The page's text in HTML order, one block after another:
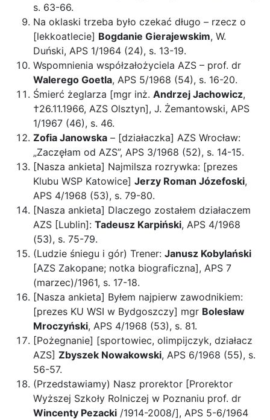
s. 63-66.
Na oklaski trzeba było czekać długo – rzecz o
[lekkoatlecie] Bogdanie Gierajewskim, W.
Duński, APS 1/1964 (24), s. 13-19.
Wspomnienia współzałożyciela AZS – prof. dr
Walerego Goetla, APS 5/1968 (54), s. 16-20.
Śmierć żeglarza [mgr inż. Andrzej Jachowicz,
†26.11.1966, AZS Olsztyn], J. Żemantowski, APS
1/1967 (46), s. 46.
Zofia Janowska – [działaczka] AZS Wrocław:
„Zaczęłam od AZS”, APS 3/1968 (52), s. 14-15.
[Nasza ankieta] Najmilsza rozrywka: [prezes
Klubu WSP Katowice] Jerzy Roman Józefoski,
APS 4/1968 (53), s. 79-80.
[Nasza ankieta] Dlaczego zostałem działaczem
AZS [Lublin]: Tadeusz Karpiński, APS 4/1968
(53), s. 75-79.
(Ludzie śniegu i gór) Trener: Janusz Kobylański
[AZS Zakopane; notka biograficzna], APS 7
(marzec)/1961, s. 17-18.
[Nasza ankieta] Byłem najpierw zawodnikiem:
[prezes KU WSI w Bydgoszczy] mgr Bolesław
Mroczyński, APS 4/1968 (53), s. 81.
[Pożegnanie] [sportowiec, olimpijczyk, działacz
AZS] Zbyszek Nowakowski, APS 6/1968 (55), s.
56-57.
(Przedstawiamy) Nasz prorektor [Prorektor
Wyższej Szkoły Rolniczej w Poznaniu prof. dr
Wincenty Pezacki /1914-2008/], APS 5-6/1964